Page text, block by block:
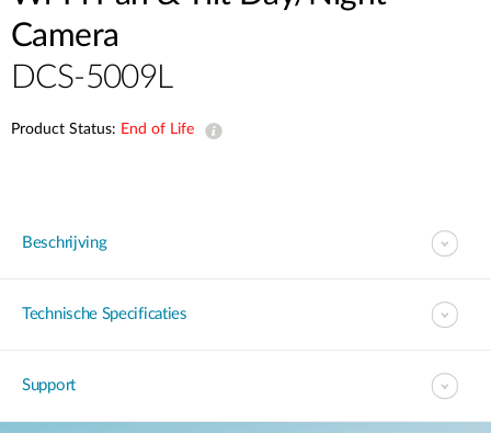
Camera
DCS-5009L
Product Status: End of Life
Beschrijving
Technische Specificaties
Support